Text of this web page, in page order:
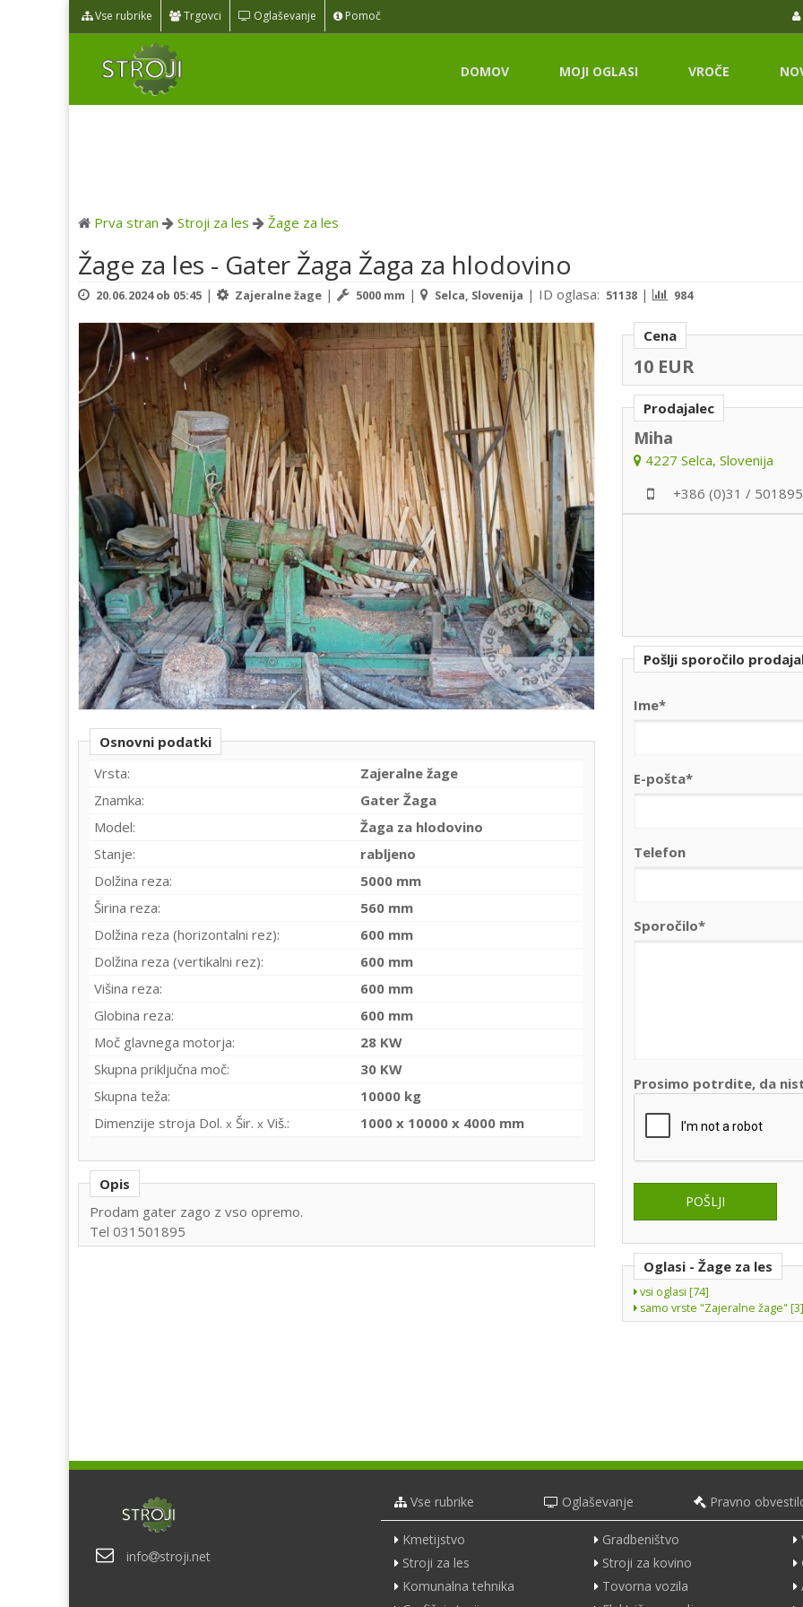
Vse rubrike Trgovci Oglaševanje Pomoč
DOMOV MOJI OGLASI VROČE
Prva stran Stroji za les Žage za les
Žage za les - Gater Žaga Žaga za hlodovino
20.06.2024 ob 05:45 | Zajeralne žage | 5000 mm | Selca, Slovenija | ID oglasa: 51138 | 984
Osnovni podatki
Vrsta:
Zajeralne žage
Znamka:
Gater Žaga
Model:
Žaga za hlodovino
Stanje:
rabljeno
Dolžina reza:
5000 mm
Širina reza:
560 mm
Dolžina reza (horizontalni rez):
600 mm
Dolžina reza (vertikalni rez):
600 mm
Višina reza:
600 mm
Globina reza:
600 mm
Moč glavnega motorja:
28 KW
Skupna priključna moč:
30 KW
Skupna teža:
10000 kg
Dimenzije stroja Dol. x Šir. x Viš.: 1000 x 10000 x 4000 mm
Opis
Prodam gater zago z vso opremo.
Tel 031501895
Cena
10 EUR
Prodajalec
Miha
4227 Selca, Slovenija
+386 (0)31 / 501895
Pošlji sporočilo
Ime*
E-pošta*
Telefon
Sporočilo*
Prosimo potrdite, da
Oglasi - Žage za les
vsi oglasi [74]
samo vrste "Zajeralne žage" [3]
info stroji.net
Vse rubrike Oglaševanje Pravno
Kmetijstvo Gradbeništvo
Stroji za les
Stroji za kovino
Komunalna tehnika
Tovorna vozila